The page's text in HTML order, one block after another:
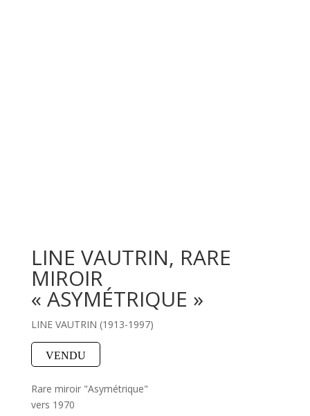
LINE VAUTRIN, RARE
MIROIR
« ASYMÉTRIQUE »
LINE VAUTRIN (1913-1997)
VENDU
Rare miroir "Asymétrique"
vers 1970